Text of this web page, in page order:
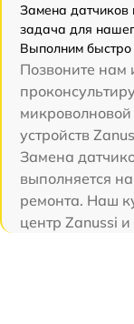
Замена датчиков
задача для
Выполним быстро
Позвоните нам
устройств
Замена
выполняется
ремонта. Наш
центр Zanussi и